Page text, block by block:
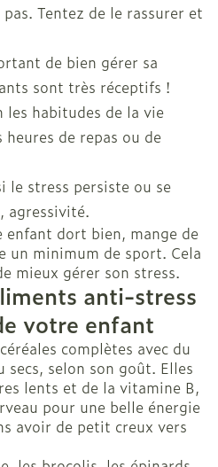
Tentez de le rassurer et
de bien gérer sa
sont très réceptifs !
les habitudes de la vie
de repas ou de
le stress persiste ou se
agressivité.
enfant dort bien, mange de
un minimum de sport. Cela
mieux gérer son stress.
anti-stress
votre enfant
complètes avec du
selon son goût. Elles
lents et de la vitamine B,
pour une belle énergie
avoir de petit creux vers